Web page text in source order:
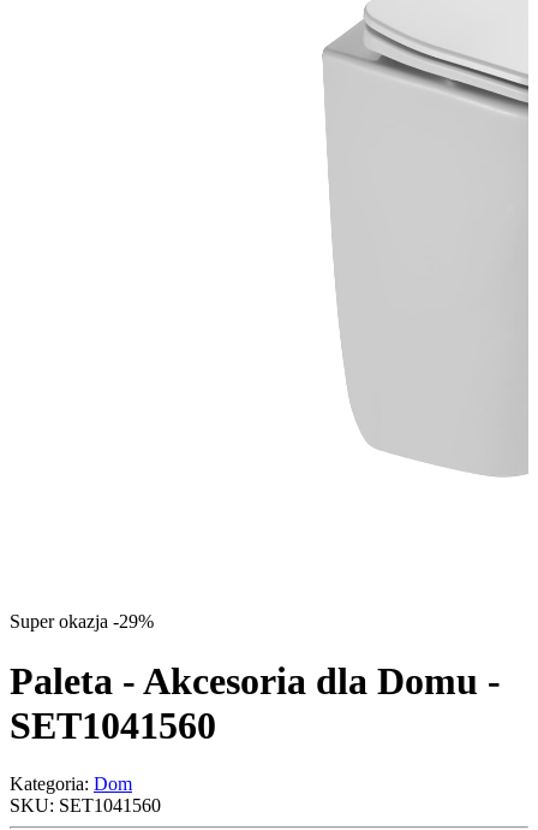
Super okazja -29%
Paleta - Akcesoria dla Domu -
SET1041560
Kategoria: Dom
SKU: SET1041560